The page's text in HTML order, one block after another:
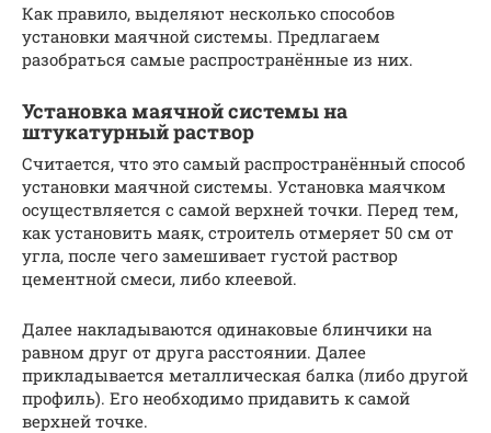
Как правило, выделяют несколько способов
установки маячной системы. Предлагаем
разобраться самые распространённые из них.
Установка маячной системы на
штукатурный раствор
Считается, что это самый распространённый способ
установки маячной системы. Установка маячком
осуществляется с самой верхней точки. Перед тем,
как установить маяк, строитель отмеряет 50 см от
угла, после чего замешивает густой раствор
цементной смеси, либо клеевой.
Далее накладываются одинаковые блинчики на
равном друг от друга расстоянии. Далее
прикладывается металлическая балка (либо другой
профиль). Его необходимо придавить к самой
верхней точке.